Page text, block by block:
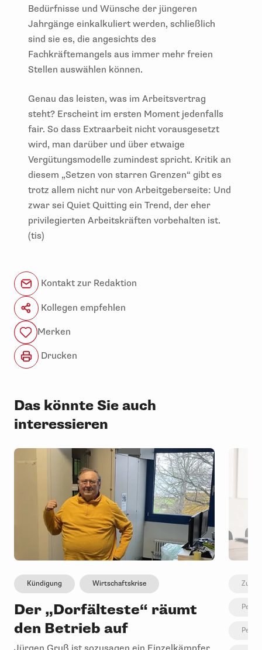
Bedürfnisse und Wünsche der jüngeren
Jahrgänge einkalkuliert werden, schließlich
sind sie es, die angesichts des
Fachkräftemangels aus immer mehr freien
Stellen auswählen können.
Genau das leisten, was im Arbeitsvertrag
steht? Erscheint im ersten Moment jedenfalls
fair. So dass Extraarbeit nicht vorausgesetzt
wird, man darüber und über etwaige
Vergütungsmodelle zumindest spricht. Kritik an
diesem „Setzen von starren Grenzen“ gibt es
trotz allem nicht nur von Arbeitgeberseite: Und
zwar sei Quiet Quitting ein Trend, der eher
privilegierten Arbeitskräften vorbehalten ist.
(tis)
Kontakt zur Redaktion
Kollegen empfehlen
Merken
Drucken
Das könnte Sie auch
interessieren
Kündigung Wirtschaftskrise
Der „Dorfälteste“ räumt
den Betrieb auf